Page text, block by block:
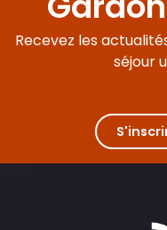
Visite des tapisseries à
EXPOSITION : Le
Hôtel-Dieu - Hospices
Marché dominical de
Exposition peinture
À table avec César !
Quête estivale
Recevez les
séjour